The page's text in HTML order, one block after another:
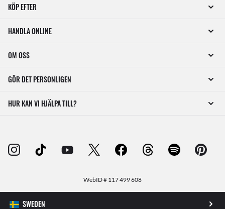
KÖP EFTER
HANDLA ONLINE
OM OSS
GÖR DET PERSONLIGEN
HUR KAN VI HJÄLPA TILL?
WebID # 117 499 608